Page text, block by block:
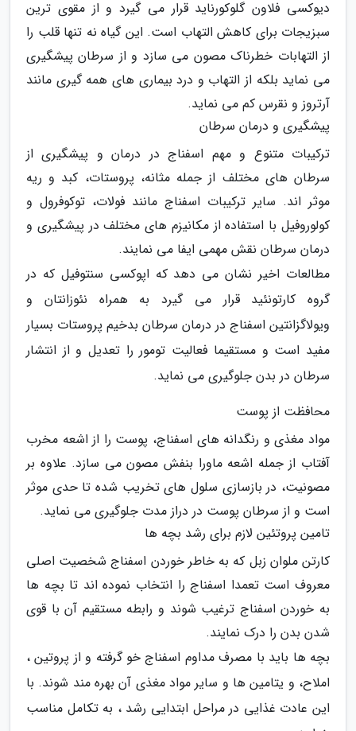
دیوکسی فلاون گلوکورناید قرار می گیرد و از مقوی ترین
سبزیجات برای کاهش التهاب است. این گیاه نه تنها قلب را
از التهابات خطرناک مصون می سازد و از سرطان پیشگیری
می نماید بلکه از التهاب و درد بیماری های همه گیری مانند
آرتروز و نقرس کم می نماید.
پیشگیری و درمان سرطان
ترکیبات متنوع و مهم اسفناج در درمان و پیشگیری از
سرطان های مختلف از جمله مثانه، پروستات، کبد و ریه
موثر اند. سایر ترکیبات اسفناج مانند فولات، توکوفرول و
کولوروفیل با استفاده از مکانیزم های مختلف در پیشگیری و
درمان سرطان نقش مهمی ایفا می نمایند.
مطالعات اخیر نشان می دهد که اپوکسی سنتوفیل که در
گروه کارتونئید قرار می گیرد به همراه نئوزانتان و
ویولاگزانتین اسفناج در درمان سرطان بدخیم پروستات بسیار
مفید است و مستقیما فعالیت تومور را تعدیل و از انتشار
سرطان در بدن جلوگیری می نماید.
محافظت از پوست
مواد مغذی و رنگدانه های اسفناج، پوست را از اشعه مخرب
آفتاب از جمله اشعه ماورا بنفش مصون می سازد. علاوه بر
مصونیت، در بازسازی سلول های تخریب شده تا حدی موثر
است و از سرطان پوست در دراز مدت جلوگیری می نماید.
تامین پروتئین لازم برای رشد بچه ها
کارتن ملوان زبل که به خاطر خوردن اسفناج شخصیت اصلی
معروف است تعمدا اسفناج را انتخاب نموده اند تا بچه ها
به خوردن اسفناج ترغیب شوند و رابطه مستقیم آن با قوی
شدن بدن را درک نمایند.
بچه ها باید با مصرف مداوم اسفناج خو گرفته و از پروتین ،
املاح، و یتامین ها و سایر مواد مغذی آن بهره مند شوند. با
این عادت غذایی در مراحل ابتدایی رشد ، به تکامل مناسب